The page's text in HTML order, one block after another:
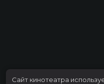
Сайт кинотеатра